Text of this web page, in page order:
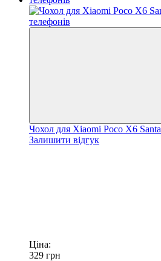
Чохол для Xiaomi Poco X6 Santa
Залишити відгук
Ціна:
329 грн